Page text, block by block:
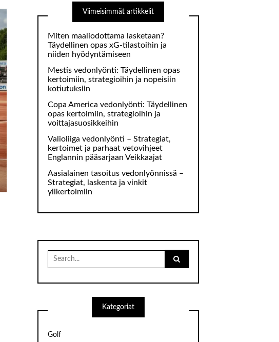
Viimeisimmät artikkelit
Miten maaliodottama lasketaan?
Täydellinen opas xG-tilastoihin ja
niiden hyödyntämiseen
Mestis vedonlyönti: Täydellinen opas
kertoimiin, strategioihin ja nopeisiin
kotiutuksiin
Copa America vedonlyönti: Täydellinen
opas kertoimiin, strategioihin ja
voittajasuosikkeihin
Valioliiga vedonlyönti – Strategiat,
kertoimet ja parhaat vetovihjeet
Englannin pääsarjaan Veikkaajat
Aasialainen tasoitus vedonlyönnissä –
Strategiat, laskenta ja vinkit
ylikertoimiin
Search
for:
Kategoriat
Golf